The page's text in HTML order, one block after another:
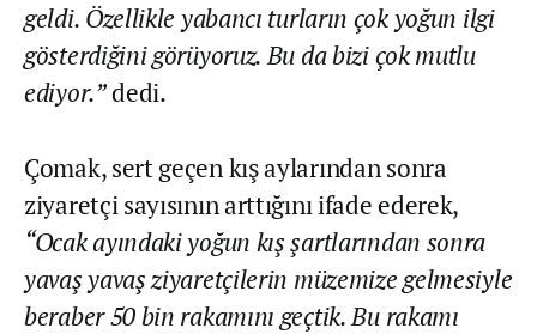
geldi. Özellikle yabancı turların çok yoğun ilgi
gösterdiğini görüyoruz. Bu da bizi çok mutlu
ediyor.”dedi.
Çomak, sert geçen kış aylarından sonra
ziyaretçi sayısının arttığını ifade ederek,
“Ocak ayındaki yoğun kış şartlarından sonra
yavaş yavaş ziyaretçilerin müzemize gelmesiyle
beraber 50 bin rakamını geçtik. Bu rakamı